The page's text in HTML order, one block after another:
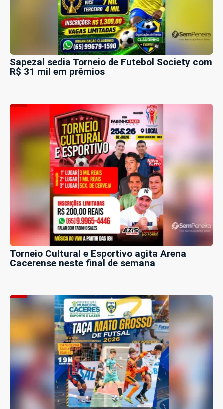
Sapezal sedia Torneio de Futebol Society com
R$ 31 mil em prêmios
Torneio Cultural e Esportivo agita Arena
Cacerense neste final de semana